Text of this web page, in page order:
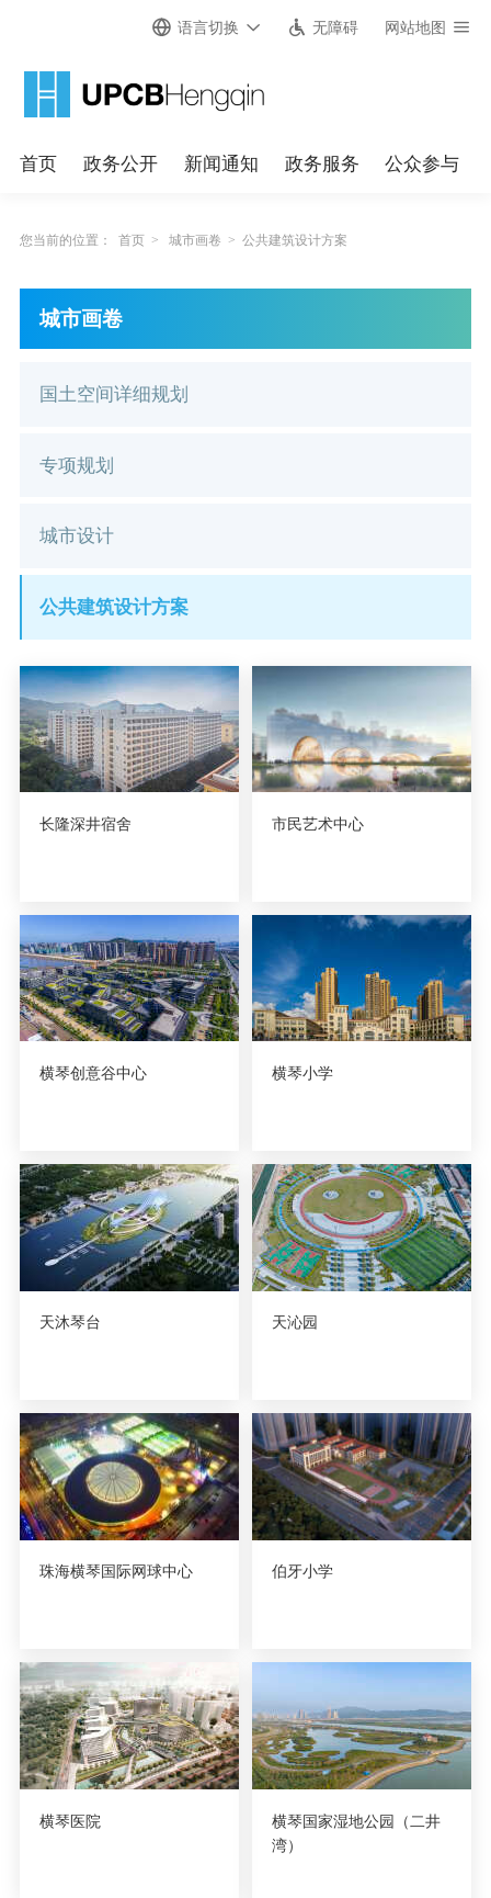
语言切换 无障碍 网站地图
首页 政务公开 新闻通知 政务服务 公众参与
您当前的位置： 首页 > 城市画卷 > 公共建筑设计方案
城市画卷
国土空间详细规划
专项规划
城市设计
公共建筑设计方案
长隆深井宿舍 市民艺术中心
横琴创意谷中心 横琴小学
天沐琴台 天沁园
珠海横琴国际网球中心 伯牙小学
横琴医院
横琴国家湿地公园（二井
湾）